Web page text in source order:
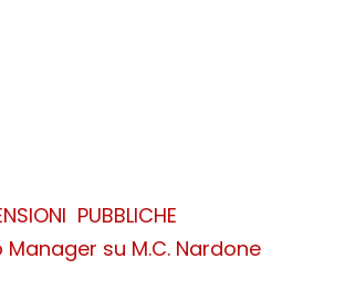
PUBBLICHE
su M.C. Nardone